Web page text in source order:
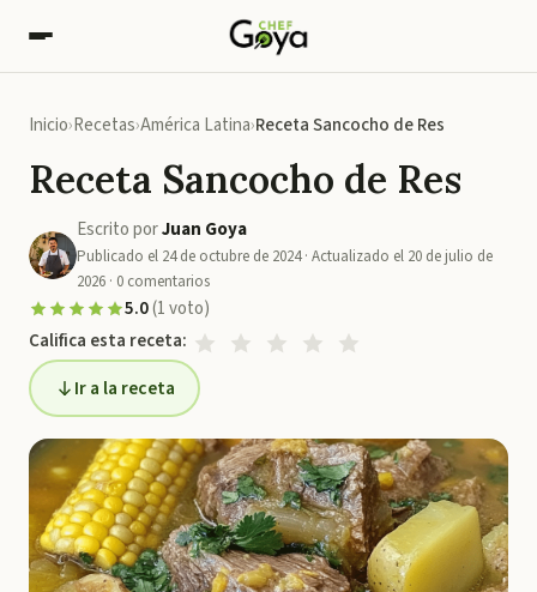
Inicio Recetas América Latina Receta Sancocho de Res
Receta Sancocho de Res
Escrito porJuan Goya
Publicado el 24 de octubre de 2024· Actualizado el 20 de julio de
2026 · 0 comentarios
5.0(1voto)
Califica esta receta:
Ir a la receta